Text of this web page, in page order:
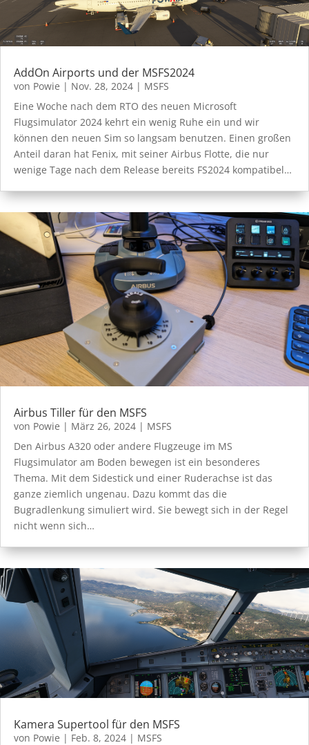
AddOn Airports und der MSFS2024
von Powie | Nov. 28, 2024 | MSFS
Eine Woche nach dem RTO des neuen Microsoft
Flugsimulator 2024 kehrt ein wenig Ruhe ein und wir
können den neuen Sim so langsam benutzen. Einen großen
Anteil daran hat Fenix, mit seiner Airbus Flotte, die nur
wenige Tage nach dem Release bereits FS2024 kompatibel…
Airbus Tiller für den MSFS
von Powie | März 26, 2024 | MSFS
Den Airbus A320 oder andere Flugzeuge im MS
Flugsimulator am Boden bewegen ist ein besonderes
Thema. Mit dem Sidestick und einer Ruderachse ist das
ganze ziemlich ungenau. Dazu kommt das die
Bugradlenkung simuliert wird. Sie bewegt sich in der Regel
nicht wenn sich…
Kamera Supertool für den MSFS
von Powie | Feb. 8, 2024 | MSFS